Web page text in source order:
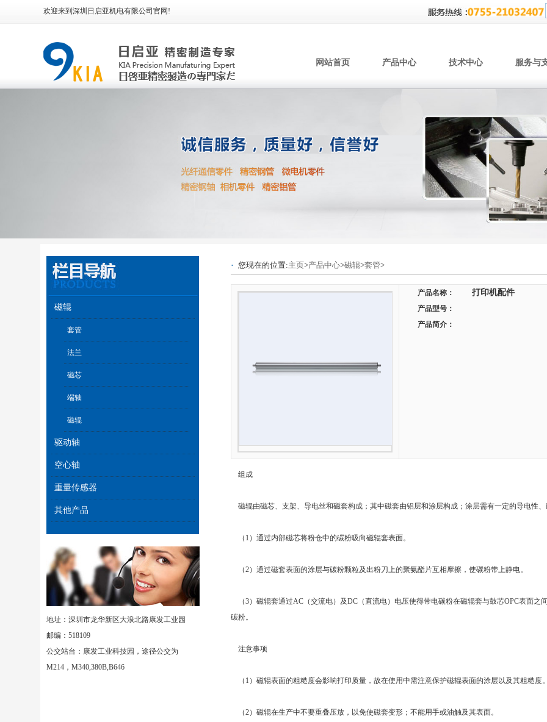
欢迎来到深圳日启亚机电有限公司官网!
网站首页 产品中心 技术中心 服务与
磁辊
套管
法兰
磁芯
端轴
磁辊
驱动轴
空心轴
重量传感器
其他产品
地址：深圳市龙华新区大浪北路康发工业园
邮编：518109
公交站台：康发工业科技园，途径公交为
M214，M340,380B,B646
· 您现在的位置:主页>产品中心>磁辊>套管>
产品名称： 打印机配件
产品型号：
产品简介：
组成
磁辊由磁芯、支架、导电丝和磁套构成；其中磁套由铝层和涂层构成；涂层需有一定的导电性、
（1）通过内部磁芯将粉仓中的碳粉吸向磁辊套表面。
（2）通过磁套表面的涂层与碳粉颗粒及出粉刀上的聚氨酯片互相摩擦，使碳粉带上静电。
（3）磁辊套通过AC（交流电）及DC（直流电）电压使得带电碳粉在磁辊套与鼓芯OPC表面之
碳粉。
注意事项
（1）磁辊表面的粗糙度会影响打印质量，故在使用中需注意保护磁辊表面的涂层以及其粗糙度。
（2）磁辊在生产中不要重叠压放，以免使磁套变形；不能用手或油触及其表面。